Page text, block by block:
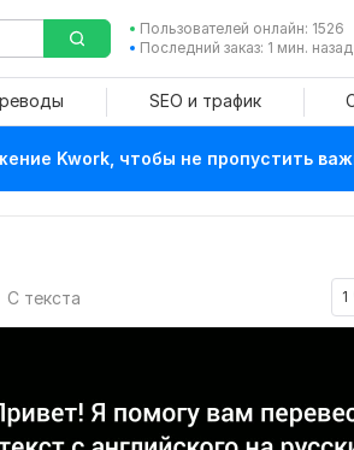
Пользователей онлайн: 1526
Последний заказ: 1 мин. назад
SEO и трафик
Kwork, чтобы не пропустить
1
С текста